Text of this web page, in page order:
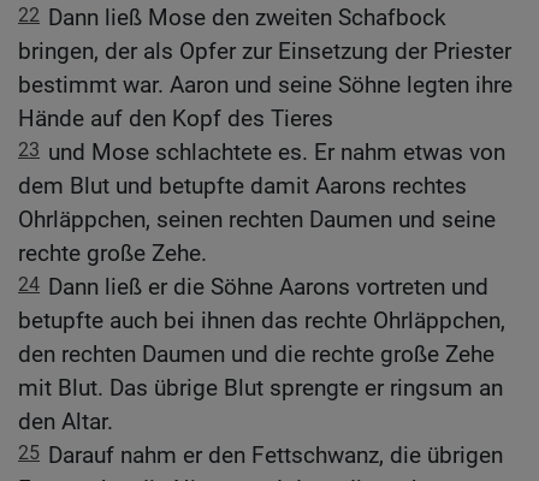
22 Dann ließ Mose den zweiten Schafbock
bringen, der als Opfer zur Einsetzung der Priester
bestimmt war. Aaron und seine Söhne legten ihre
Hände auf den Kopf des Tieres
23 und Mose schlachtete es. Er nahm etwas von
dem Blut und betupfte damit Aarons rechtes
Ohrläppchen, seinen rechten Daumen und seine
rechte große Zehe.
24 Dann ließ er die Söhne Aarons vortreten und
betupfte auch bei ihnen das rechte Ohrläppchen,
den rechten Daumen und die rechte große Zehe
mit Blut. Das übrige Blut sprengte er ringsum an
den Altar.
25 Darauf nahm er den Fettschwanz, die übrigen